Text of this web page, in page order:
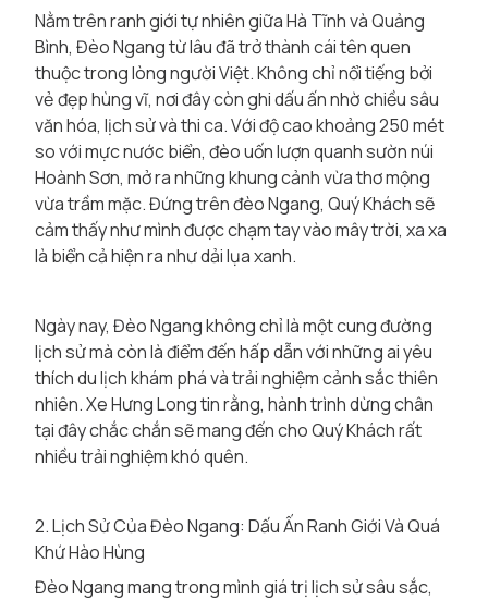
Nằm trên ranh giới tự nhiên giữa Hà Tĩnh và Quảng
Bình, Đèo Ngang từ lâu đã trở thành cái tên quen
thuộc trong lòng người Việt. Không chỉ nổi tiếng bởi
vẻ đẹp hùng vĩ, nơi đây còn ghi dấu ấn nhờ chiều sâu
văn hóa, lịch sử và thi ca. Với độ cao khoảng 250 mét
so với mực nước biển, đèo uốn lượn quanh sườn núi
Hoành Sơn, mở ra những khung cảnh vừa thơ mộng
vừa trầm mặc. Đứng trên đèo Ngang, Quý Khách sẽ
cảm thấy như mình được chạm tay vào mây trời, xa xa
là biển cả hiện ra như dải lụa xanh.
Ngày nay, Đèo Ngang không chỉ là một cung đường
lịch sử mà còn là điểm đến hấp dẫn với những ai yêu
thích du lịch khám phá và trải nghiệm cảnh sắc thiên
nhiên. Xe Hưng Long tin rằng, hành trình dừng chân
tại đây chắc chắn sẽ mang đến cho Quý Khách rất
nhiều trải nghiệm khó quên.
2. Lịch Sử Của Đèo Ngang: Dấu Ấn Ranh Giới Và Quá
Khứ Hào Hùng
Đèo Ngang mang trong mình giá trị lịch sử sâu sắc,